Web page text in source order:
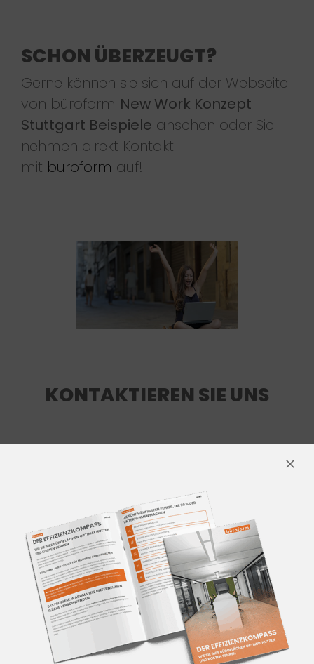
SCHON ÜBERZEUGT?
Gerne können sie sich auf der Webseite
von büroform New Work Konzept
Stuttgart Beispiele ansehen oder Sie
nehmen direkt Kontakt
mit büroform auf!
KONTAKTIEREN SIE UNS
Für mehr Informationen
kontaktieren Sie unser Team aus
Innenarchitekten und
Einrichtungsprofis.
Wir beraten Sie gerne!
Jetzt Kontakt aufnehmen!
Telefon:+49 (0) 7144 897278-0
oder